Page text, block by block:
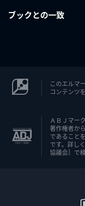
ブックとの一致
このエルマ
コンテンツ
ＡＢＪマー
著作権者か
であること
です。詳し
協議会］で